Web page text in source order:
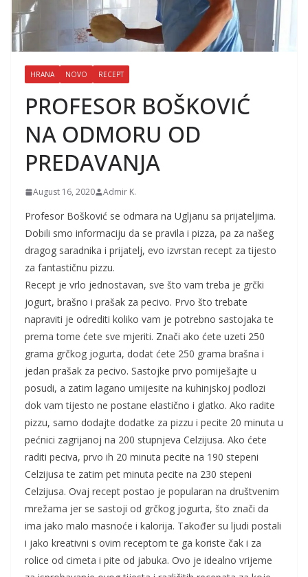
HRANA NOVO RECEPT
PROFESOR BOŠKOVIĆ
NA ODMORU OD
PREDAVANJA
August 16, 2020 Admir K.
Profesor Bošković se odmara na Ugljanu sa prijateljima.
Dobili smo informaciju da se pravila i pizza, pa za našeg
dragog saradnika i prijatelj, evo izvrstan recept za tijesto
za fantastičnu pizzu.
Recept je vrlo jednostavan, sve što vam treba je grčki
jogurt, brašno i prašak za pecivo. Prvo što trebate
napraviti je odrediti koliko vam je potrebno sastojaka te
prema tome ćete sve mjeriti. Znači ako ćete uzeti 250
grama grčkog jogurta, dodat ćete 250 grama brašna i
jedan prašak za pecivo. Sastojke prvo pomiješajte u
posudi, a zatim lagano umijesite na kuhinjskoj podlozi
dok vam tijesto ne postane elastično i glatko. Ako radite
pizzu, samo dodajte dodatke za pizzu i pecite 20 minuta u
pećnici zagrijanoj na 200 stupnjeva Celzijusa. Ako ćete
raditi peciva, prvo ih 20 minuta pecite na 190 stepeni
Celzijusa te zatim pet minuta pecite na 230 stepeni
Celzijusa. Ovaj recept postao je popularan na društvenim
mrežama jer se sastoji od grčkog jogurta, što znači da
ima jako malo masnoće i kalorija. Također su ljudi postali
i jako kreativni s ovim receptom te ga koriste čak i za
rolice od cimeta i pite od jabuka. Ovo je idealno vrijeme